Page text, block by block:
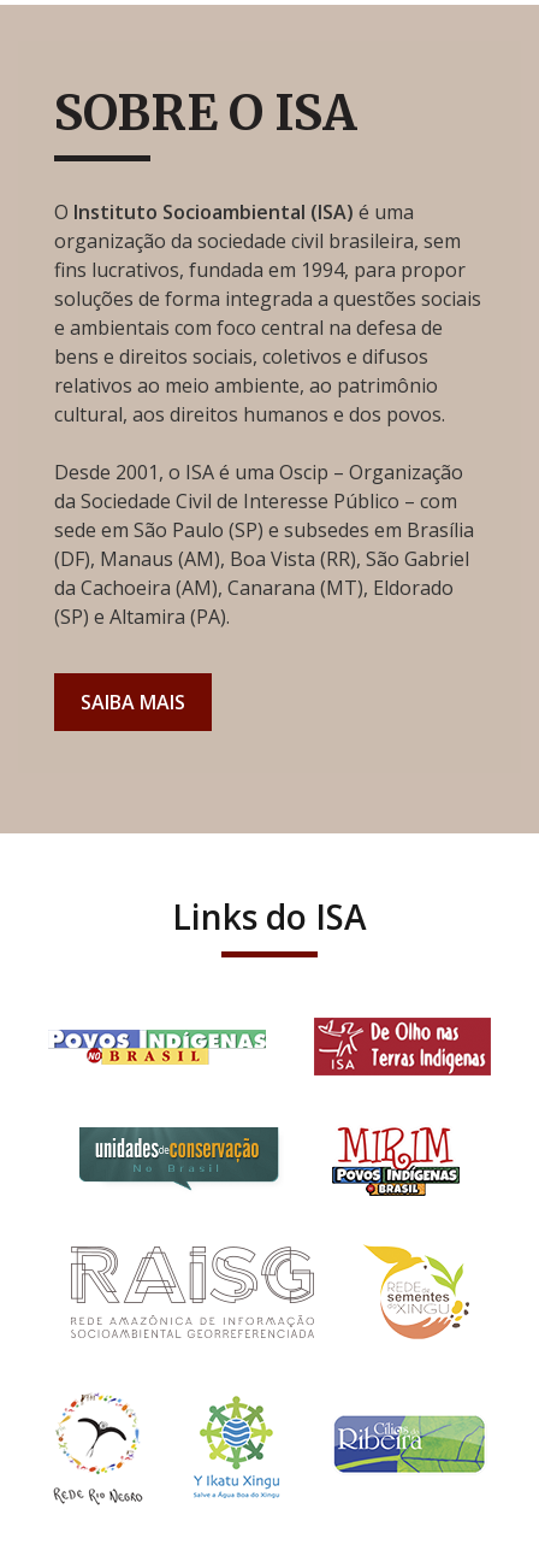
SOBRE O ISA
O Instituto Socioambiental (ISA) é uma
organização da sociedade civil brasileira, sem
fins lucrativos, fundada em 1994, para propor
soluções de forma integrada a questões sociais
e ambientais com foco central na defesa de
bens e direitos sociais, coletivos e difusos
relativos ao meio ambiente, ao patrimônio
cultural, aos direitos humanos e dos povos.
Desde 2001, o ISA é uma Oscip – Organização
da Sociedade Civil de Interesse Público – com
sede em São Paulo (SP) e subsedes em Brasília
(DF), Manaus (AM), Boa Vista (RR), São Gabriel
da Cachoeira (AM), Canarana (MT), Eldorado
(SP) e Altamira (PA).
SAIBA MAIS
Links do ISA